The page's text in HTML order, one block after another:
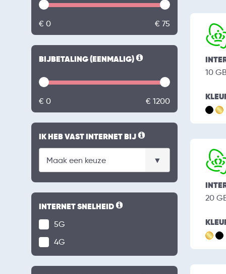
€ 0 € 75
BIJBETALING (EENMALIG)
€ 0 € 1200
IK HEB VAST INTERNET BIJ
INTERNET SNELHEID
5G
4G
10
20